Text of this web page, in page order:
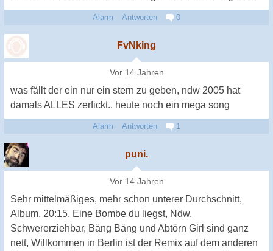
Alarm Antworten 0
FvNking
Vor 14 Jahren
was fällt der ein nur ein stern zu geben, ndw 2005 hat
damals ALLES zerfickt.. heute noch ein mega song
Alarm Antworten 1
puni.
Vor 14 Jahren
Sehr mittelmäßiges, mehr schon unterer Durchschnitt,
Album. 20:15, Eine Bombe du liegst, Ndw,
Schwererziehbar, Bäng Bäng und Abtörn Girl sind ganz
nett, Willkommen in Berlin ist der Remix auf dem anderen